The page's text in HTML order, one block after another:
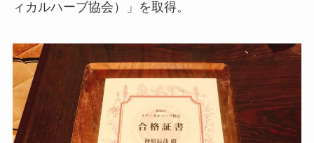
ィカルハーブ協会）」を取得。